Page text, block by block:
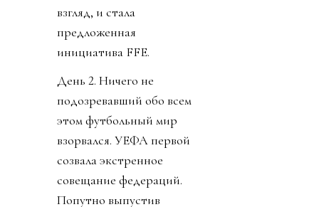
взгляд, и стала
предложенная
инициатива FFE.
День 2. Ничего не
подозревавший обо всем
этом футбольный мир
взорвался. УЕФА первой
созвала экстренное
совещание федераций.
Попутно выпустив